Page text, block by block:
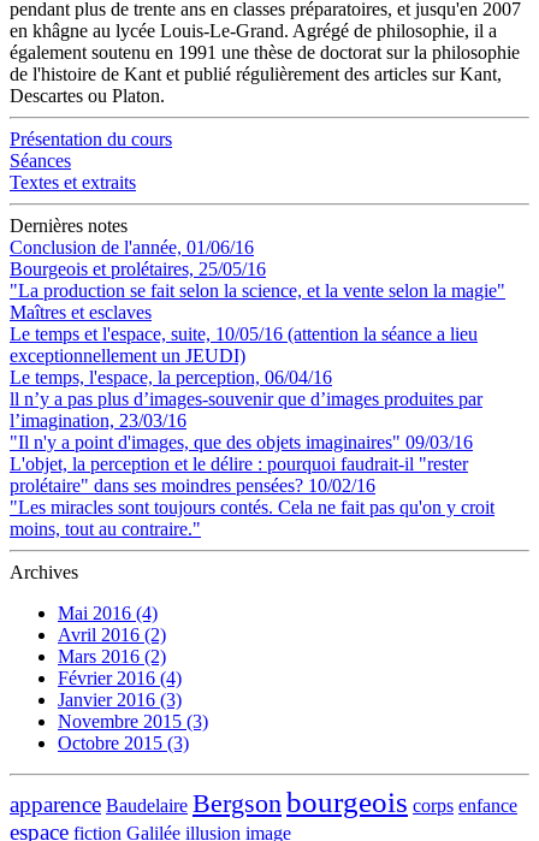
pendant plus de trente ans en classes préparatoires, et jusqu'en 2007
en khâgne au lycée Louis-Le-Grand. Agrégé de philosophie, il a
également soutenu en 1991 une thèse de doctorat sur la philosophie
de l'histoire de Kant et publié régulièrement des articles sur Kant,
Descartes ou Platon.
Présentation du cours
Séances
Textes et extraits
Dernières notes
Conclusion de l'année, 01/06/16
Bourgeois et prolétaires, 25/05/16
"La production se fait selon la science, et la vente selon la magie"
Maîtres et esclaves
Le temps et l'espace, suite, 10/05/16 (attention la séance a lieu
exceptionnellement un JEUDI)
Le temps, l'espace, la perception, 06/04/16
ll n’y a pas plus d’images-souvenir que d’images produites par
l’imagination, 23/03/16
"Il n'y a point d'images, que des objets imaginaires" 09/03/16
L'objet, la perception et le délire : pourquoi faudrait-il "rester
prolétaire" dans ses moindres pensées? 10/02/16
"Les miracles sont toujours contés. Cela ne fait pas qu'on y croit
moins, tout au contraire."
Archives
Mai 2016 (4)
Avril 2016 (2)
Mars 2016 (2)
Février 2016 (4)
Janvier 2016 (3)
Novembre 2015 (3)
Octobre 2015 (3)
apparence Baudelaire Bergsonbourgeois corps enfance
espace fiction Galilée illusion image